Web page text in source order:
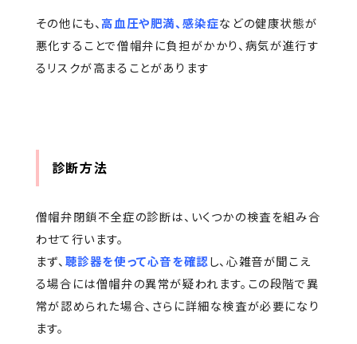
その他にも、高血圧や肥満、感染症などの健康状態が
悪化することで僧帽弁に負担がかかり、病気が進行す
るリスクが高まることがあります
診断方法
僧帽弁閉鎖不全症の診断は、いくつかの検査を組み合
わせて行います。
まず、 聴診器を使って心音を確認 し、心雑音が聞こえ
る場合には僧帽弁の異常が疑われます。この段階で異
常が認められた場合、さらに詳細な検査が必要になり
ます。